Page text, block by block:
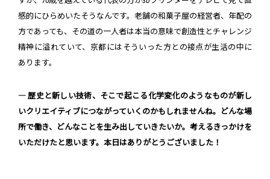
感的にひらめいたそうなんです。老舗の和菓子屋の経営者、年配の
方であっても、その道の一人者は本当の意味で創造性とチャレンジ
精神に溢れていて、京都にはそういった方との接点が生活の中に
あります。
― 歴史と新しい技術、そこで起こる化学変化のようなものが新し
いクリエイティブにつながっていくのかもしれませんね。どんな場
所で働き、どんなことを生み出していきたいか。考えるきっかけを
いただけたと思います。本日はありがとうございました！